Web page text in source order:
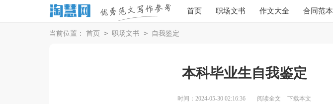
首页 职场文书 作文大全 合同范本
当前位置： 首页 > 职场文书 > 自我鉴定
本科毕业生自我鉴定
时间：2024-05-30 02:16:36 阅读全文 下载本文